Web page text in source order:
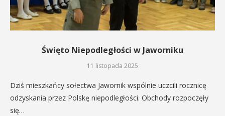
Święto Niepodległości w Jaworniku
11 listopada 2025
Dziś mieszkańcy sołectwa Jawornik wspólnie uczcili rocznicę
odzyskania przez Polskę niepodległości. Obchody rozpoczęły
się…